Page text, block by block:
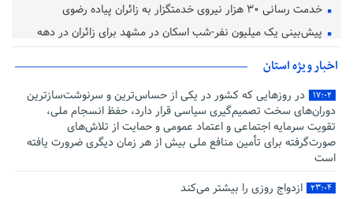
خدمت رسانی ۳۰ هزار نیروی خدمتگزار به زائران پیاده رضوی
پیش‌بینی یک میلیون نفر-شب اسکان در مشهد برای زائران در دهه
اخبار ویژه استان
۱۷:۰۲
در روزهایی که کشور در یکی از حساس‌ترین و سرنوشت‌سازترین
دوران‌های سخت تصمیم‌گیری سیاسی قرار دارد، حفظ انسجام ملی،
تقویت سرمایه اجتماعی و اعتماد عمومی و حمایت از تلاش‌های
صورت‌گرفته برای تأمین منافع ملی بیش از هر زمان دیگری ضرورت یافته
است
۲۳:۰۴ ازدواج روزی را بیشتر می‌کند